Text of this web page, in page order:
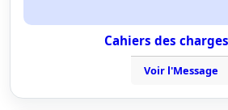
Cahiers des
Voir l'Message